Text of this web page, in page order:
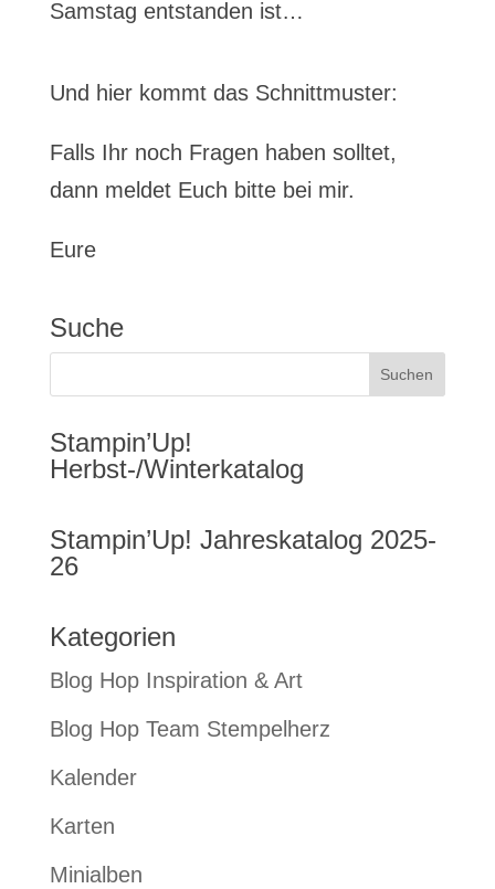
Samstag entstanden ist…
Und hier kommt das Schnittmuster:
Falls Ihr noch Fragen haben solltet,
dann meldet Euch bitte bei mir.
Eure
Suche
Stampin’Up!
Herbst-/Winterkatalog
Stampin’Up! Jahreskatalog 2025-
26
Kategorien
Blog Hop Inspiration & Art
Blog Hop Team Stempelherz
Kalender
Karten
Minialben